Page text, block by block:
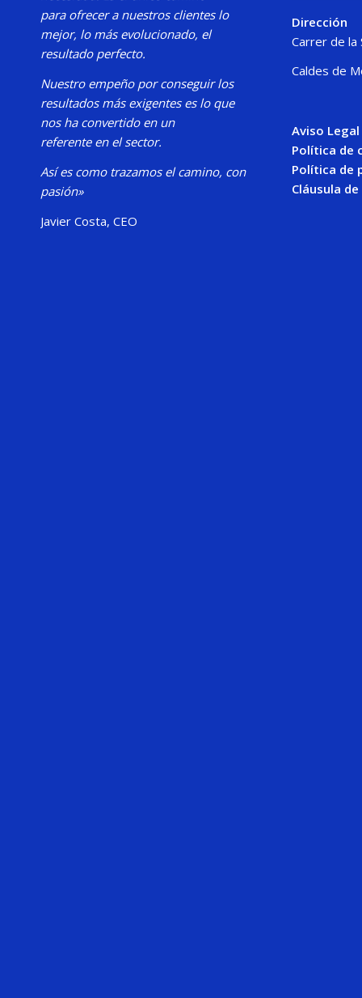
para ofrecer a nuestros clientes lo
mejor, lo más evolucionado, el
resultado perfecto.
Nuestro empeño por conseguir los
resultados más exigentes es lo que
nos ha convertido en un
referente en el sector.
Así es como trazamos el camino, con
pasión»
Javier Costa, CEO
Dirección
Carrer de la
Caldes de
Aviso Legal
Política de
Política de
Cláusula